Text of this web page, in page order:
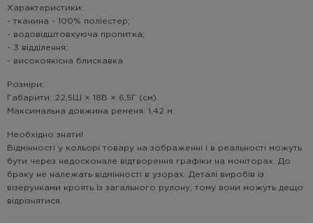
Характеристики:
- тканина - 100% поліестер;
- водовідштовхуюча пропитка;
- 3 відділення;
- високоякісна блискавка
Розміри:
Габарити: 22,5Ш × 18В × 6,5Г (см).
Максимальна довжина ременя: 1,42 м.
Необхідно знати!
Відмінності у кольорі товару на зображенні і в реальності можуть
бути через недосконале відтворення графіки на моніторах. До
браку не належать відмінності в узорах. Деталі виробів із
візерунками кроять із загального рулону, тому вони можуть дещо
відрізнятися.